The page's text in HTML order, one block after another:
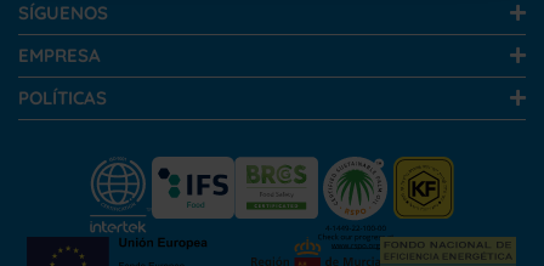
SÍGUENOS
EMPRESA
POLÍTICAS